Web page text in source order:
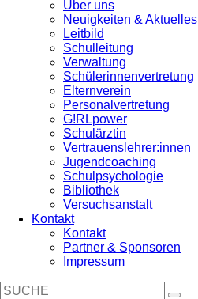
Über uns
Neuigkeiten & Aktuelles
Leitbild
Schulleitung
Verwaltung
Schülerinnenvertretung
Elternverein
Personalvertretung
G!RLpower
Schulärztin
Vertrauenslehrer:innen
Jugendcoaching
Schulpsychologie
Bibliothek
Versuchsanstalt
Kontakt
Kontakt
Partner & Sponsoren
Impressum